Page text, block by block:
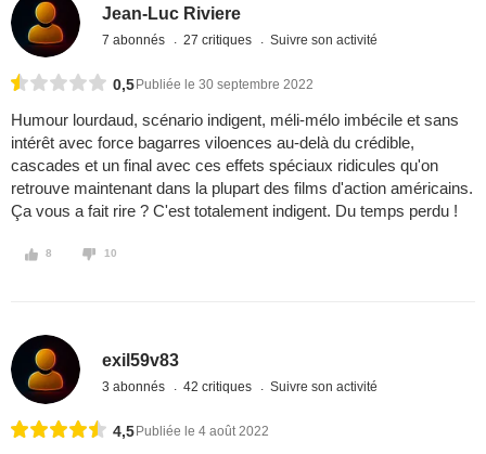
Jean-Luc Riviere
7 abonnés 27 critiques Suivre son activité
0,5 Publiée le 30 septembre 2022
Humour lourdaud, scénario indigent, méli-mélo imbécile et sans
intérêt avec force bagarres viloences au-delà du crédible,
cascades et un final avec ces effets spéciaux ridicules qu'on
retrouve maintenant dans la plupart des films d'action américains.
Ça vous a fait rire ? C'est totalement indigent. Du temps perdu !
8 10
exil59v83
3 abonnés 42 critiques Suivre son activité
4,5 Publiée le 4 août 2022